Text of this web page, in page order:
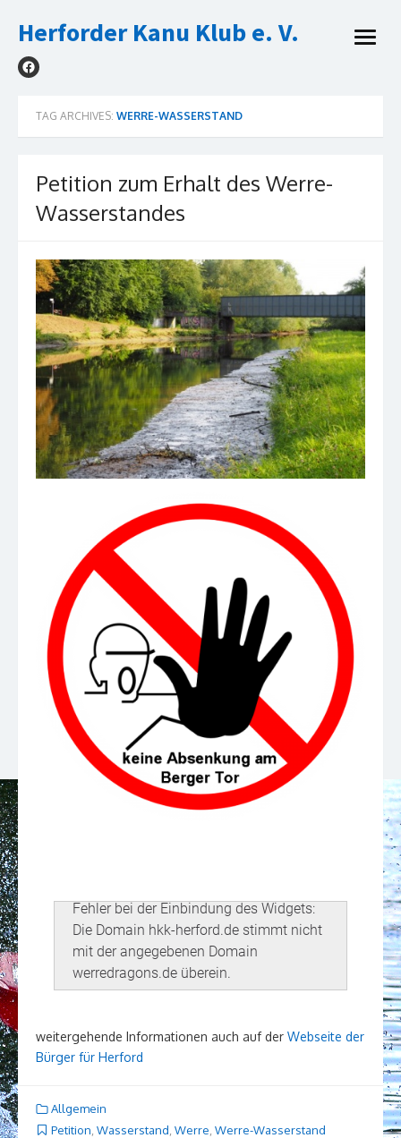
to
Herforder Kanu Klub e. V.
open
TAG ARCHIVES: WERRE-WASSERSTAND
Petition zum Erhalt des Werre-
Wasserstandes
weitergehende Informationen auch auf der Webseite der
Bürger für Herford
Allgemein
Petition Wasserstand Werre Werre-Wasserstand